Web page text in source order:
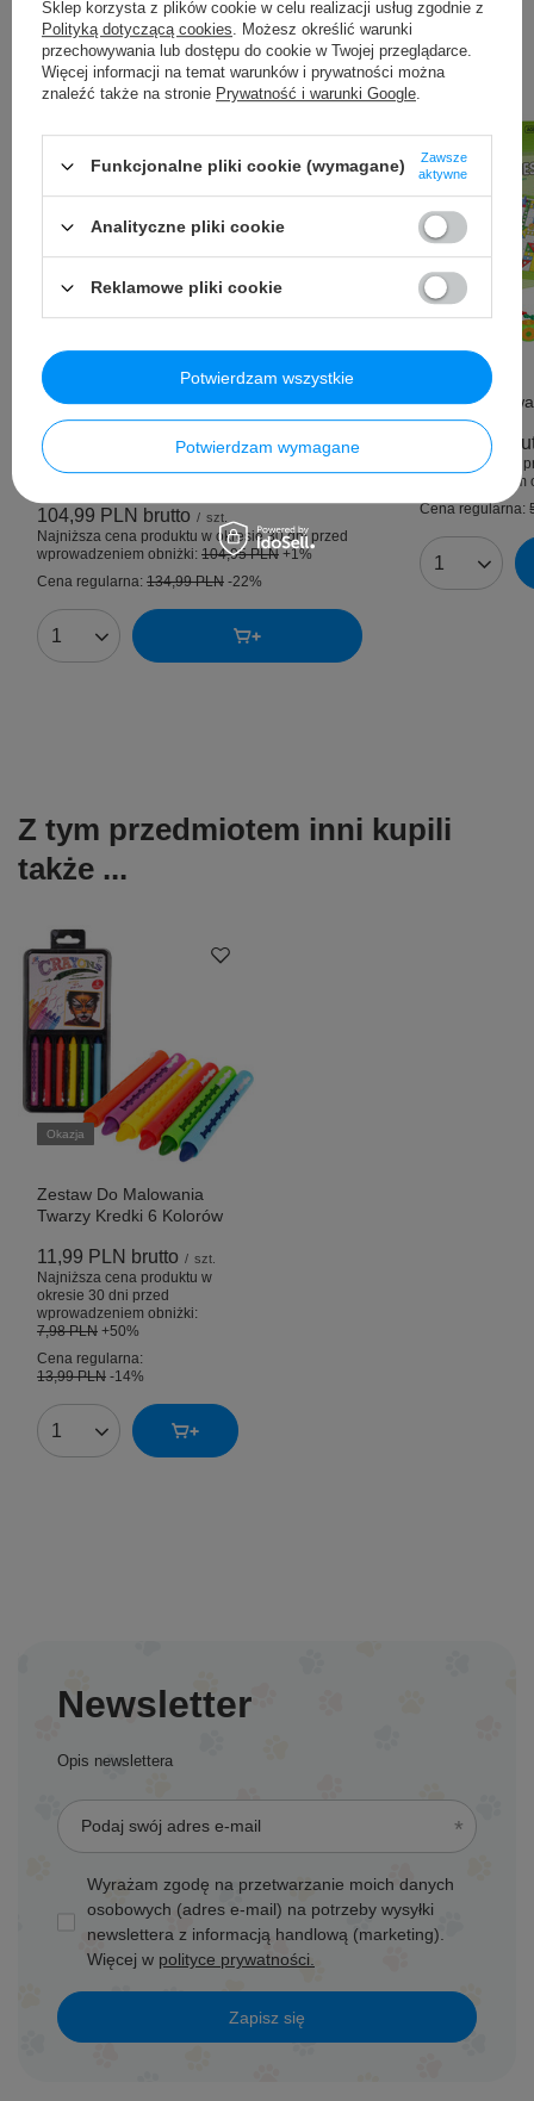
Inni kupili także ...
Okazja
Zestaw Małego Mechanika Warsztat
Motocykl
104,99 PLN brutto / szt.
Najniższa cena produktu w okresie 30 dni przed
wprowadzeniem obniżki: 104,95 PLN +1%
Cena regularna: 134,99 PLN -22%
Ilość produktów
Gra
4,99 PLN
Najniższa cena
Cena regularna:
Ilość
Z tym przedmiotem inni kupili
także ...
Okazja
Zestaw Do Malowania
Twarzy Kredki 6 Kolorów
11,99 PLN brutto / szt.
Najniższa cena produktu w
okresie 30 dni przed
wprowadzeniem obniżki:
7,98 PLN +50%
Cena regularna:
13,99 PLN -14%
Ilość produktów
Newsletter
Opis newslettera
Podaj swój adres e-mail
Wyrażam zgodę na przetwarzanie moich danych
osobowych (adres e-mail) na potrzeby wysyłki
newslettera z informacją handlową (marketing).
Więcej w polityce prywatności.
Zapisz się
Sklep korzysta z plików cookie w celu realizacji usług zgodnie z
Polityką dotyczącą cookies. Możesz określić warunki
przechowywania lub dostępu do cookie w Twojej przeglądarce.
Więcej informacji na temat warunków i prywatności można
znaleźć także na stronie Prywatność i warunki Google.
Funkcjonalne pliki cookie (wymagane)
Zawsze
aktywne
Analityczne pliki cookie
Reklamowe pliki cookie
Potwierdzam wymagane
Potwierdzam wszystkie